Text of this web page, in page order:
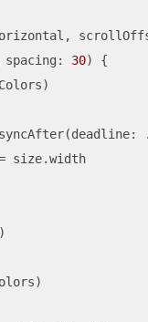
30) {
size.width